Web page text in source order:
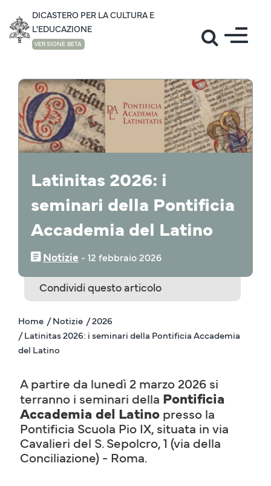
DICASTERO PER LA CULTURA E
L'EDUCAZIONE
VERSIONE BETA
NOTIZIE
Latinitas 2026: i
seminari della Pontificia
Accademia del Latino
Notizie ‒ 12 febbraio 2026
Condividi questo articolo
Home / Notizie / 2026
/ Latinitas 2026: i seminari della Pontificia Accademia
del Latino
A partire da lunedì 2 marzo 2026 si
terranno i seminari della Pontificia
Accademia del Latino presso la
Pontificia Scuola Pio IX, situata in via
Cavalieri del S. Sepolcro, 1 (via della
Conciliazione) - Roma.